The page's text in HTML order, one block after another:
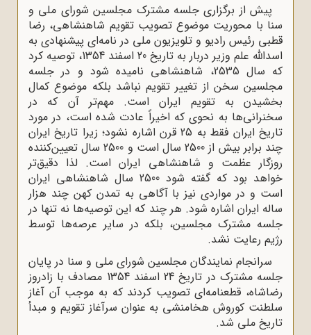
پیش از برگزاری جلسه مشترک مجلسین شورای ملی و
سنا با محوریت موضوع تصویب تقویم شاهنشاهی، رضا
قطبی رئیس رادیو و تلویزیون ملی در نامه‌ای پیشنهادی به
اسدالله علم وزیر دربار به تاریخ 20 اسفند 1354، توصیه کرد
که سال 2535، شاهنشاهی نامیده شود و در جلسه
مجلسین سخن از تغییر تقویم نباشد بلکه موضوع کمال
بخشیدن به تقویم ایران است. مهم‌تر آن که در
سخنرانی‌ها به نحوی که اخیراً عادت شده است، در مورد
تاریخ ایران فقط به 25 قرن اشاره نشود؛ زیرا تاریخ ایران
چند برابر بیش از 2500 سال است و 2500 سال تعیین‌کننده
روزگار عظمت و شاهنشاهی ایران است. لذا دقیق‌تر
خواهد بود که گفته شود 2500 سال شاهنشاهی ایران
است و در مواردی نیز با آگاهی به تمدن کهن چند هزار
ساله ایران اشاره شود. هر چند که این توصیه‌ها نه‌ تنها در
جلسه مشترک مجلسین، بلکه در سایر عرصه‌ها توسط
رژیم رعایت نشد.
سرانجام نمایندگان مجلسین شورای ملی و سنا در پایان
جلسه مشترک در تاریخ 24 اسفند 1354 مصادف با زادروز
رضاشاه، قطعنامه‌ای تصویب کردند که به موجب آن آغاز
سلطنت کوروش هخامنشی به‌ عنوان سرآغاز تقویم و مبدأ
تاریخ ملی شد.